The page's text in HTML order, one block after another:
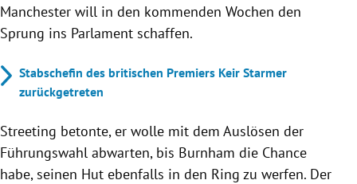
Manchester will in den kommenden Wochen den
Sprung ins Parlament schaffen.
Stabschefin des britischen Premiers Keir Starmer
zurückgetreten
Streeting betonte, er wolle mit dem Auslösen der
Führungswahl abwarten, bis Burnham die Chance
habe, seinen Hut ebenfalls in den Ring zu werfen. Der